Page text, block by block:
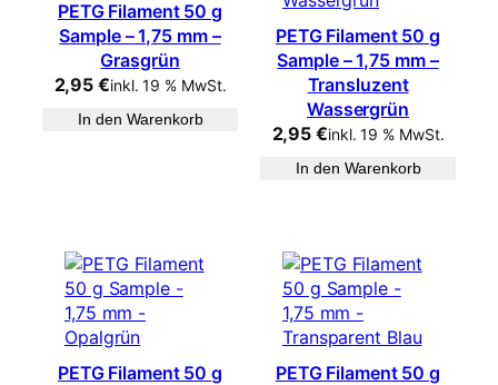
PETG Filament 50 g
Sample – 1,75 mm –
Grasgrün
2,95€inkl. 19 % MwSt.
In den Warenkorb
PETG Filament 50 g
Sample – 1,75 mm –
Transluzent
Wassergrün
2,95€inkl. 19 % MwSt.
In den Warenkorb
PETG Filament 50 g
PETG Filament 50 g